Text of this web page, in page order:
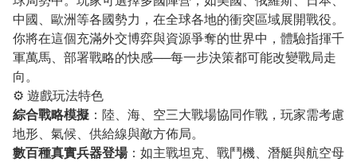
中國、歐洲等各國勢力，在全球各地的衝突區域展開戰役。
你將在這個充滿外交博弈與資源爭奪的世界中，體驗指揮千
軍萬馬、部署戰略的快感──每一步決策都可能改變戰局走
向。
⚙️ 遊戲玩法特色
綜合戰略模擬 ：陸、海、空三大戰場協同作戰，玩家需考慮
地形、氣候、供給線與敵方佈局。
數百種真實兵器登場：如主戰坦克、戰鬥機、潛艇與航空母